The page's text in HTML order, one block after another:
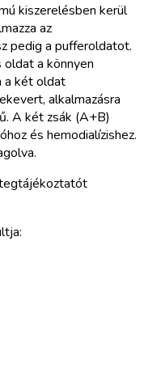
kiszerelésben kerül
az
pedig a pufferoldatot.
a könnyen
a két oldat
alkalmazásra
A két zsák (A+B)
és hemodialízishez.